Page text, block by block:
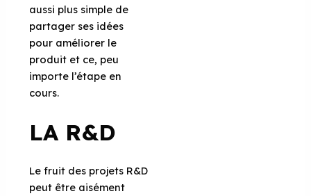
aussi plus simple de
partager ses idées
pour améliorer le
produit et ce, peu
importe l’étape en
cours.
LA R&D
Le fruit des projets R&D
peut être aisément